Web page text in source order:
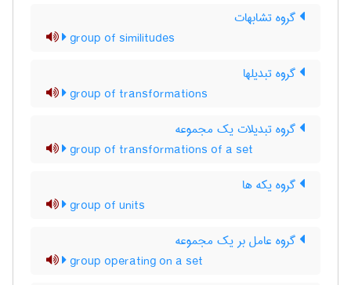
گروه تشابهات
group of similitudes
گروه تبدیلها
group of transformations
گروه تبدیلات یک مجموعه
group of transformations of a set
گروه یکه ها
group of units
گروه عامل بر یک مجموعه
group operating on a set